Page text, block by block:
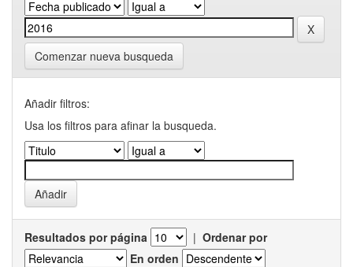
Comenzar nueva busqueda
Añadir filtros:
Usa los filtros para afinar la busqueda.
Resultados por página | Ordenar por
En orden